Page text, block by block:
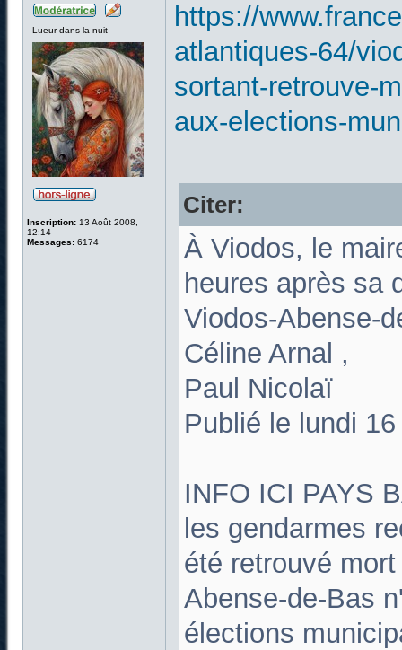
Lueur dans la nuit
Inscription: 13 Août 2008,
12:14
Messages: 6174
https://
atlantiques-64/
sortant-retrouve-
aux-elections-
Citer:
À Viodos, le
heures après sa
Viodos-Abense-
Céline Arnal ,
Paul Nicolaï
Publié le lundi
INFO ICI PAYS
les gendarmes
été retrouvé
Abense-de-Bas
élections